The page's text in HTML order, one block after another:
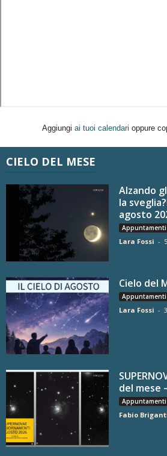
Aggiungi ai tuoi calendari oppure
CIELO DEL MESE
Alzando
la
agosto
Lara Fossi -
Cielo del
Lara Fossi -
del mese
Fabio